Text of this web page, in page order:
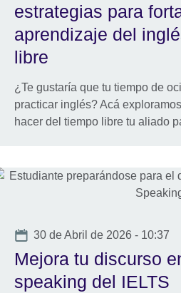
estrategias para
aprendizaje del
libre
¿Te gustaría que tu tiempo de
practicar inglés? Acá
hacer del tiempo libre tu aliado
Date
30 de Abril de 2026 - 10:37
Mejora tu discurso
speaking del IELTS